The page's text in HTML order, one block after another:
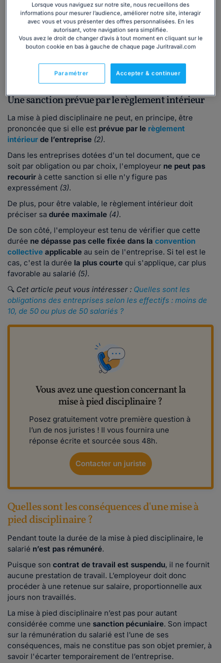
l'employeur apprécie librement la gravité de la faute et
doit s'assurer que la sanction est proportionnée aux
faits reprochés.
disciplinaire ne doit pas reposer sur une
discrimination(origine, âge, opinions politiques, etc.).
Une sanction prévue par le règlement intérieur
La mise à pied disciplinaire ne peut, en principe, être
prononcée que si elle est prévue par le règlement
intérieur de l’entreprise (2).
Dans les entreprises dotées d'un tel document, que ce
soit par obligation ou par choix, l'employeur ne peut pas
recourir à cette sanction si elle n'y figure pas
expressément (3).
De plus, pour être valable, le règlement intérieur doit
préciser sa durée maximale (4).
De son côté, l'employeur est tenu de vérifier que cette
durée ne dépasse pas celle fixée dans la convention
collective applicable au sein de l'entreprise. Si tel est le
cas, c'est la durée la plus courte qui s'applique, car plus
favorable au salarié (5).
🔍 Cet article peut vous intéresser : Quelles sont les
obligations des entreprises selon les effectifs : moins de
10, de 50 ou plus de 50 salariés ?
Vous avez une question concernant la
mise à pied disciplinaire ?
Posez gratuitement votre première question à
l’un de nos juristes ! Il vous fournira une
réponse écrite et sourcée sous 48h.
Contacter un juriste
Quelles sont les conséquences d'une mise à
pied disciplinaire ?
Pendant toute la durée de la mise à pied disciplinaire, le
salarié n’est pas rémunéré.
Puisque son contrat de travail est suspendu, il ne fournit
aucune prestation de travail. L’employeur doit donc
procéder à une retenue sur salaire, proportionnelle aux
jours non travaillés.
La mise à pied disciplinaire n’est pas pour autant
considérée comme une sanction pécuniaire. Son impact
sur la rémunération du salarié est l’une de ses
conséquences, mais ne constitue pas son objet premier, à
savoir l'écarter temporairement de l’entreprise.
Lorsque vous naviguez sur notre site, nous recueillons des
informations pour mesurer l’audience, améliorer notre site, interagir
avec vous et vous présenter des offres personnalisées. En les
autorisant, votre navigation sera simplifiée.
Vous avez le droit de changer d’avis à tout moment en cliquant sur le
bouton cookie en bas à gauche de chaque page Juritravail.com
Accepter & continuer
Paramétrer